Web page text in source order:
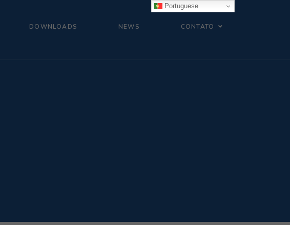
DOWNLOADS NEWS CONTATO
Portuguese